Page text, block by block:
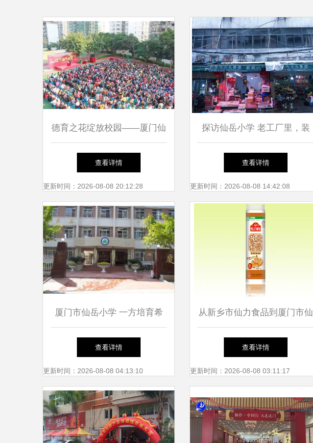
德育之花绽放校园——厦门仙
岳小学德育教育主题演讲侧记
查看详情
更新时间：2026-08-08 20:12:28
探访仙岳小学 老工厂里，装
满了另一种厦门
查看详情
更新时间：2026-08-08 14:42:08
厦门市仙岳小学 一方培育希
望的沃土
查看详情
更新时间：2026-08-08 04:13:10
从新乡市仙力食品到厦门市仙
岳小学 地域品牌与教育文化
的差异与联系
查看详情
更新时间：2026-08-08 03:11:17